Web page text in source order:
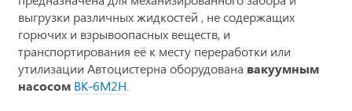
выгрузки различных жидкостей , не содержащих
горючих и взрывоопасных веществ, и
транспортирования её к месту переработки или
утилизации Автоцистерна оборудована вакуумным
насосом ВК-6М2Н